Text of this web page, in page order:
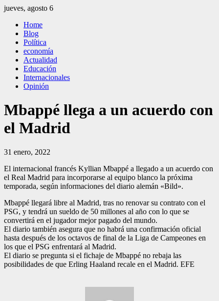
Saltar
contenido
jueves, agosto 6
El Independiente
El independiente Libre y Transparente
Home
Blog
Política
economía
Actualidad
Educación
Internacionales
Opinión
Mbappé llega a un acuerdo con
el Madrid
31 enero, 2022
El internacional francés Kyllian Mbappé a llegado a un acuerdo con
el Real Madrid para incorporarse al equipo blanco la próxima
temporada, según informaciones del diario alemán «Bild».
Mbappé llegará libre al Madrid, tras no renovar su contrato con el
PSG, y tendrá un sueldo de 50 millones al año con lo que se
convertirá en el jugador mejor pagado del mundo.
El diario también asegura que no habrá una confirmación oficial
hasta después de los octavos de final de la Liga de Campeones en
los que el PSG enfrentará al Madrid.
El diario se pregunta si el fichaje de Mbappé no rebaja las
posibilidades de que Erling Haaland recale en el Madrid. EFE